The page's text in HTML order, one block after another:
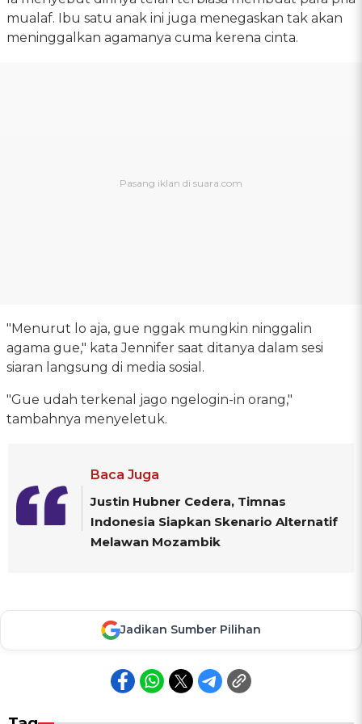
mualaf. Ibu satu anak ini juga menegaskan tak akan
meninggalkan agamanya cuma kerena cinta.
"Menurut lo aja, gue nggak mungkin ninggalin
agama gue," kata Jennifer saat ditanya dalam sesi
siaran langsung di media sosial.
"Gue udah terkenal jago ngelogin-in orang,"
tambahnya menyeletuk.
Baca Juga
Justin Hubner Cedera, Timnas
Indonesia Siapkan Skenario Alternatif
Melawan Mozambik
Jadikan Sumber Pilihan